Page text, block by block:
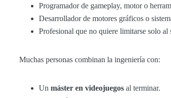
Programador de gameplay, motor o
Desarrollador de motores gráficos o
Profesional que no quiere limitarse solo al
Muchas personas combinan la ingeniería con:
Un máster en videojuegos al terminar.